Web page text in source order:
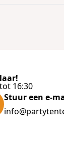
16:30
Stuur een e-